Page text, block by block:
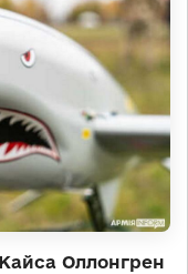
Оллонгрен